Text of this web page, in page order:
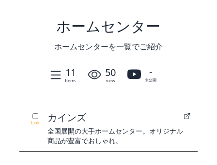
ホームセンター
ホームセンターを一覧でご紹介
11
Items
50
view
-
未公開
Link カインズ
全国展開の大手ホームセンター。オリジナル
商品が豊富でおしゃれ。